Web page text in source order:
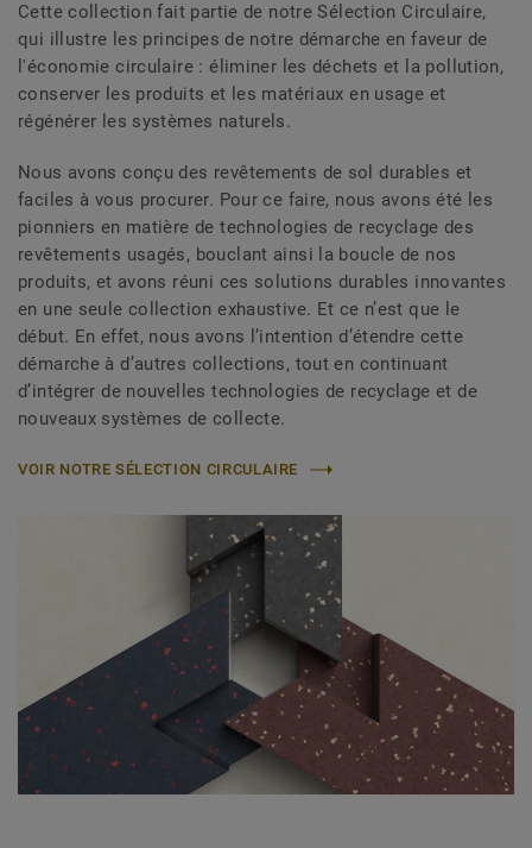
Cette collection fait partie de notre Sélection Circulaire,
qui illustre les principes de notre démarche en faveur de
l'économie circulaire : éliminer les déchets et la pollution,
conserver les produits et les matériaux en usage et
régénérer les systèmes naturels.
Nous avons conçu des revêtements de sol durables et
faciles à vous procurer. Pour ce faire, nous avons été les
pionniers en matière de technologies de recyclage des
revêtements usagés, bouclant ainsi la boucle de nos
produits, et avons réuni ces solutions durables innovantes
en une seule collection exhaustive. Et ce n’est que le
début. En effet, nous avons l’intention d’étendre cette
démarche à d’autres collections, tout en continuant
d’intégrer de nouvelles technologies de recyclage et de
nouveaux systèmes de collecte.
VOIR NOTRE SÉLECTION CIRCULAIRE